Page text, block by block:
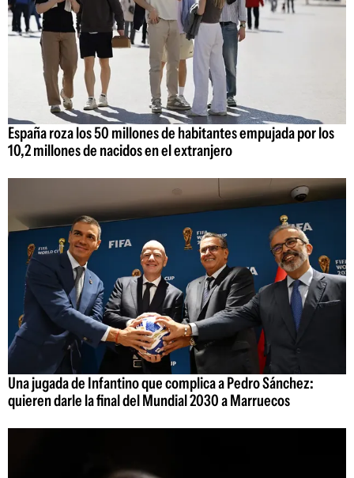
España roza los 50 millones de habitantes empujada por los
10,2 millones de nacidos en el extranjero
Una jugada de Infantino que complica a Pedro Sánchez:
quieren darle la final del Mundial 2030 a Marruecos